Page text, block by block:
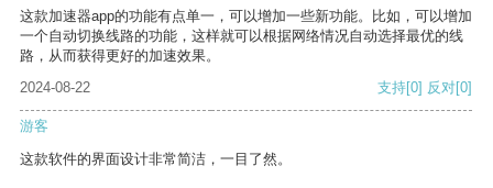
这款加速器app的功能有点单一，可以增加一些新功能。比如，可以增加
一个自动切换线路的功能，这样就可以根据网络情况自动选择最优的线
路，从而获得更好的加速效果。
2024-08-22
支持[0] 反对[0]
游客
这款软件的界面设计非常简洁，一目了然。